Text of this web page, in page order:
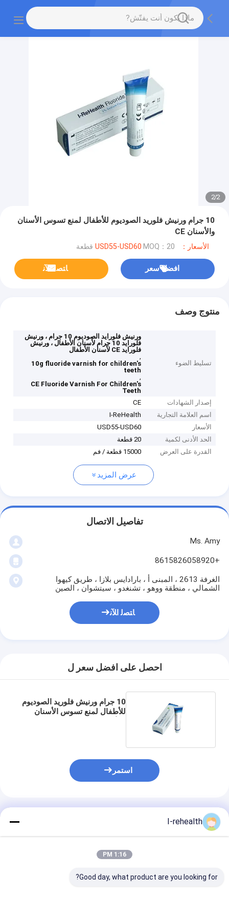
2
/
2
10 جرام ورنيش فلوريد الصوديوم للأطفال لمنع تسوس الأسنان
والأسنان CE
الأسعار：USD55-USD60 MOQ：20 قطعة
افضل سعر ﺎﺘﺼﻟ ﺍﻶﻧ
منتوج وصف
تسليط الضوء
ورنيش فلورايد الصوديوم 10 جرام ، ورنيش
فلورايد 10 جرام لأسنان الأطفال ، ورنيش
فلورايد CE لأسنان الأطفال
,
10g fluoride varnish for children's
teeth
,
CE Fluoride Varnish For Children's
Teeth
إصدار الشهادات
CE
اسم العلامة التجارية
I-ReHealth
الأسعار
USD55-USD60
الحد الأدنى لكمية
20 قطعة
القدرة على العرض
15000 قطعة / فم
عرض المزيد
تفاصيل الاتصال
Ms. Amy
+8615826058920
الغرفة 2613 ، المبنى أ ، بارادايس بلازا ، طريق كيهوا
الشمالي ، منطقة ووهو ، تشنغدو ، سيتشوان ، الصين
ﺎﺘﺼﻟ ﺍﻶﻧ
احصل على افضل سعر ل
10 جرام ورنيش فلوريد الصوديوم
للأطفال لمنع تسوس الأسنان
استمر
المنتجات الموصى بها
I-rehealth
1:16 PM
Good day, what product are you looking for?